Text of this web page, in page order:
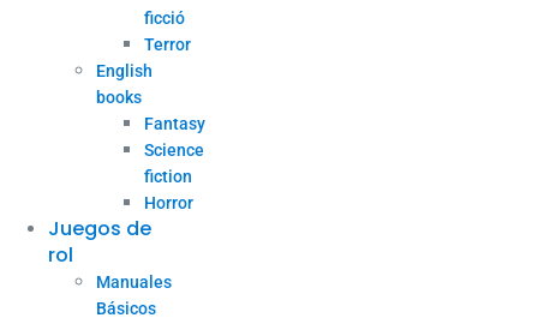
ficció
Terror
English
books
Fantasy
Science
fiction
Horror
Juegos de
rol
Manuales
Básicos